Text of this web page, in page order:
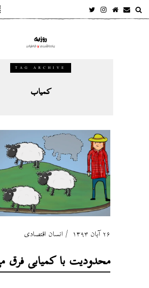
TAG ARCHIVE
کمیاب
۲۶ آبان ۱۳۹۴ انسان اقتصادی
محدودیت با کمیابی فرق